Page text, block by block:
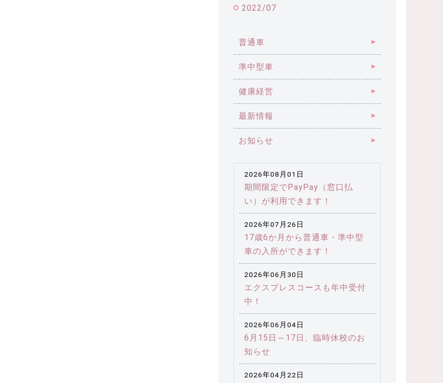
2022/07
普通車
準中型車
健康経営
最新情報
お知らせ
2026年08月01日
期間限定でPayPay（窓口払
い）が利用できます！
2026年07月26日
17歳6か月から普通車・準中型
車の入所ができます！
2026年06月30日
エクスプレスコースも年中受付
中！
2026年06月04日
6月15日～17日、臨時休校のお
知らせ
2026年04月22日